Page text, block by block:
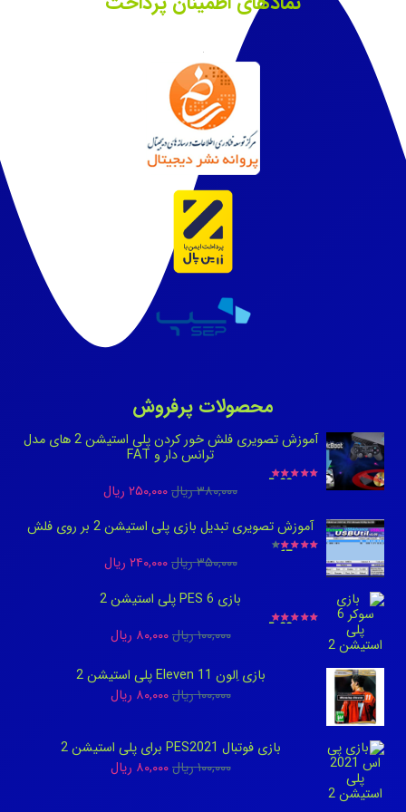
محصولات پرفروش
آموزش تصویری فلش خور کردن پلی استیشن 2 های مدل
ترانس دار و FAT
5.00 ۳۸۰,۰۰۰ریالOriginal
price
was:
۳۸۰,۰۰۰ ریال.
۲۵۰,۰۰۰ ریالCurrent
price
آموزش تصویری تبدیل بازی پلی استیشن 2 بر روی فلش
نمره3.67 ۳۵۰,۰۰۰ریالOriginal
was:
۳۵۰,۰۰۰ ریال.
۲۴۰,۰۰۰ ریالCurrent
بازی PES 6 پلی استیشن 2
5.00 ۱۰۰,۰۰۰ریالOriginal
was:
۸۰,۰۰۰ ریالCurrent
is:
بازی اِلون Eleven 11 پلی استیشن 2
۱۰۰,۰۰۰ریالOriginal
was:
۱۰۰,۰۰۰ ریال.
۸۰,۰۰۰ ریالCurrent
is:
۸۰,۰۰۰ ریال.
بازی فوتبال PES2021 برای پلی استیشن 2
۱۰۰,۰۰۰ریالOriginal
۸۰,۰۰۰ ریالCurrent